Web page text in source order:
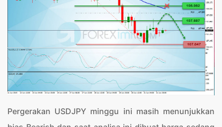
Pergerakan USDJPY minggu ini masih menunjukkan